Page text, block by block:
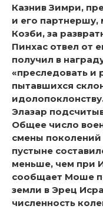
«И
умер
моше…»
Казнив Зимри,
и его партнершу,
Козби, за
Пинхас отвел от
получил в
«преследовать и
пытавшихся
Элазар
Общее число
смены поколений
пустыне
меньше, чем при
сообщает Моше
земли в Эрец
численность